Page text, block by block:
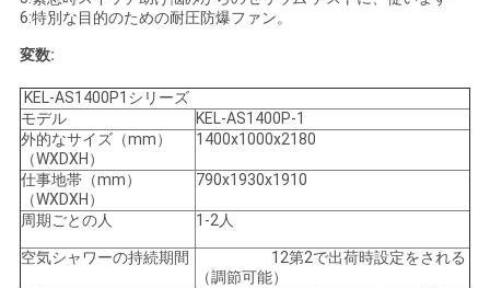
ー
ポ
リ
シ
ー
6:特別な目的のための耐圧防爆ファン。
変数:
KEL-AS1400P1シリーズ
モデル
KEL-AS1400P-1
外的なサイズ（mm）
（WXDXH）
1400x1000x2180
仕事地帯（mm）
（WXDXH）
790x1930x1910
周期ごとの人 1-2人
空気シャワーの持続期間
12第2で出荷時設定をされる
（調節可能）